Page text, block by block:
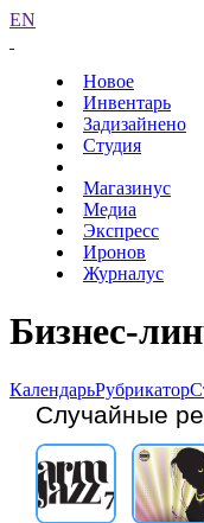
EN
Новое
Инвентарь
Задизайнено
Студия
Магазинус
Медиа
Экспресс
Иронов
Журналус
Бизнес-
КалендарьРубрикатор
Случайные